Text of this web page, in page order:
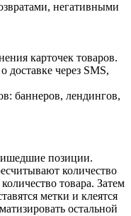
негативными
карточек товаров.
через SMS,
баннеров, лендингов,
позиции.
количество
товара. Затем
метки и клеятся
остальной